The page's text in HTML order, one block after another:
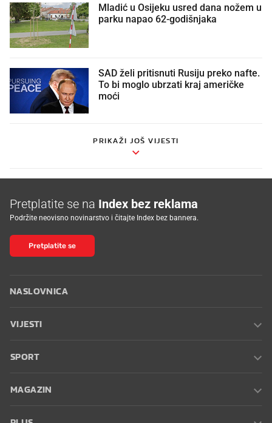
Mladić u Osijeku usred dana nožem u
parku napao 62-godišnjaka
SAD želi pritisnuti Rusiju preko nafte.
To bi moglo ubrzati kraj američke
moći
PRIKAŽI JOŠ VIJESTI
Pretplatite se na Index bez reklama
Podržite neovisno novinarstvo i čitajte Index bez bannera.
Pretplatite se
NASLOVNICA
VIJESTI
SPORT
MAGAZIN